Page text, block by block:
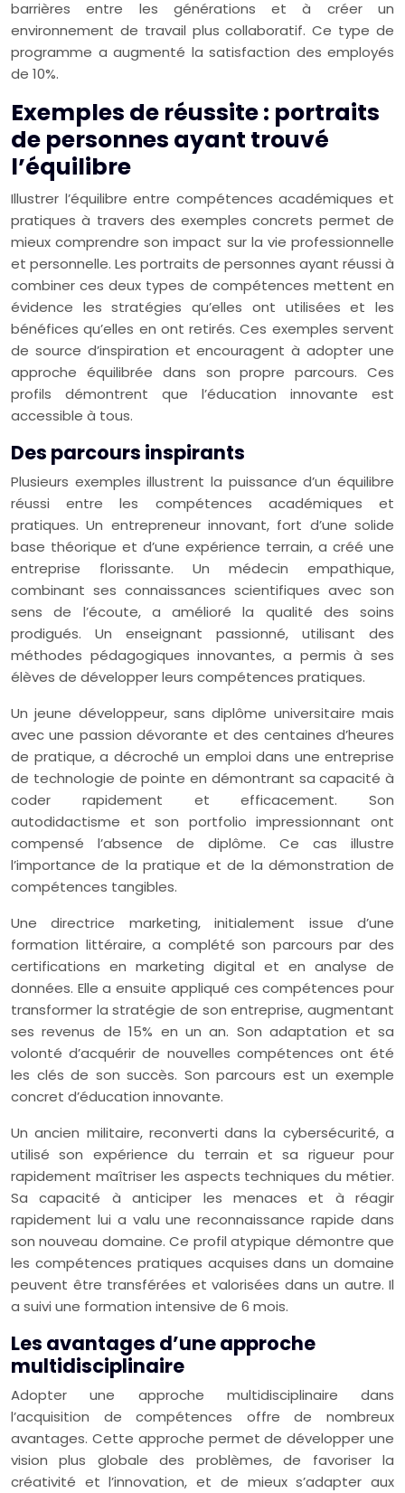
barrières entre les générations et à créer un
environnement de travail plus collaboratif. Ce type de
programme a augmenté la satisfaction des employés
de 10%.
Exemples de réussite : portraits
de personnes ayant trouvé
l’équilibre
Illustrer l’équilibre entre compétences académiques et
pratiques à travers des exemples concrets permet de
mieux comprendre son impact sur la vie professionnelle
et personnelle. Les portraits de personnes ayant réussi à
combiner ces deux types de compétences mettent en
évidence les stratégies qu’elles ont utilisées et les
bénéfices qu’elles en ont retirés. Ces exemples servent
de source d’inspiration et encouragent à adopter une
approche équilibrée dans son propre parcours. Ces
profils démontrent que l’éducation innovante est
accessible à tous.
Des parcours inspirants
Plusieurs exemples illustrent la puissance d’un équilibre
réussi entre les compétences académiques et
pratiques. Un entrepreneur innovant, fort d’une solide
base théorique et d’une expérience terrain, a créé une
entreprise florissante. Un médecin empathique,
combinant ses connaissances scientifiques avec son
sens de l’écoute, a amélioré la qualité des soins
prodigués. Un enseignant passionné, utilisant des
méthodes pédagogiques innovantes, a permis à ses
élèves de développer leurs compétences pratiques.
Un jeune développeur, sans diplôme universitaire mais
avec une passion dévorante et des centaines d’heures
de pratique, a décroché un emploi dans une entreprise
de technologie de pointe en démontrant sa capacité à
coder rapidement et efficacement. Son
autodidactisme et son portfolio impressionnant ont
compensé l’absence de diplôme. Ce cas illustre
l’importance de la pratique et de la démonstration de
compétences tangibles.
Une directrice marketing, initialement issue d’une
formation littéraire, a complété son parcours par des
certifications en marketing digital et en analyse de
données. Elle a ensuite appliqué ces compétences pour
transformer la stratégie de son entreprise, augmentant
ses revenus de 15% en un an. Son adaptation et sa
volonté d’acquérir de nouvelles compétences ont été
les clés de son succès. Son parcours est un exemple
concret d’éducation innovante.
Un ancien militaire, reconverti dans la cybersécurité, a
utilisé son expérience du terrain et sa rigueur pour
rapidement maîtriser les aspects techniques du métier.
Sa capacité à anticiper les menaces et à réagir
rapidement lui a valu une reconnaissance rapide dans
son nouveau domaine. Ce profil atypique démontre que
les compétences pratiques acquises dans un domaine
peuvent être transférées et valorisées dans un autre. Il
a suivi une formation intensive de 6 mois.
Les avantages d’une approche
multidisciplinaire
Adopter une approche multidisciplinaire dans
l’acquisition de compétences offre de nombreux
avantages. Cette approche permet de développer une
vision plus globale des problèmes, de favoriser la
créativité et l’innovation, et de mieux s’adapter aux